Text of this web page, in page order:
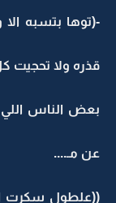
-(توها بتسبه الا
قذره ولا تحجيت
بعض الناس
عن مـ....
((علطول سكرت